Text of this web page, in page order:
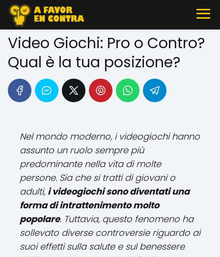
Video Giochi: Pro o Contro?
Qual è la tua posizione?
Nel mondo moderno, i videogiochi hanno
assunto un ruolo sempre più
predominante nella vita di molte
persone. Sia che si tratti di giovani o
adulti, i videogiochi sono diventati una
forma di intrattenimento molto
popolare. Tuttavia, questo fenomeno ha
sollevato diverse controversie riguardo ai
suoi effetti sulla salute e sul benessere